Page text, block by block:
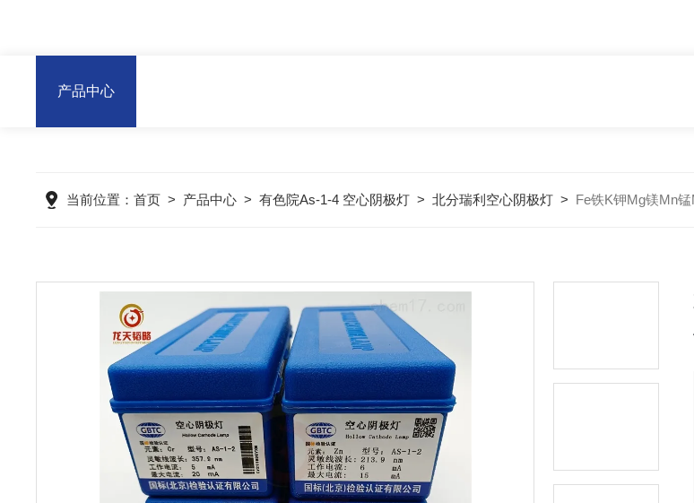
产品中心
当前位置：首页 > 产品中心 >有色院As-1-4 空心阴极灯 >北分瑞利空心阴极灯 > Fe铁K钾Mg镁Mn